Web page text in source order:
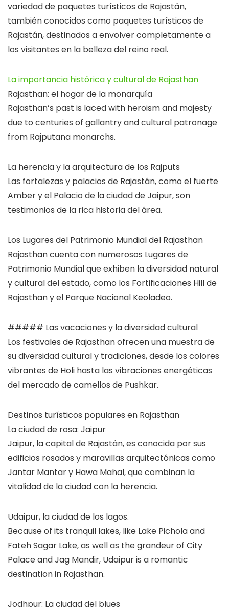
variedad de paquetes turísticos de Rajastán,
también conocidos como paquetes turísticos de
Rajastán, destinados a envolver completamente a
los visitantes en la belleza del reino real.
La importancia histórica y cultural de Rajasthan
Rajasthan: el hogar de la monarquía
Rajasthan’s past is laced with heroism and majesty
due to centuries of gallantry and cultural patronage
from Rajputana monarchs.
La herencia y la arquitectura de los Rajputs
Las fortalezas y palacios de Rajastán, como el fuerte
Amber y el Palacio de la ciudad de Jaipur, son
testimonios de la rica historia del área.
Los Lugares del Patrimonio Mundial del Rajasthan
Rajasthan cuenta con numerosos Lugares de
Patrimonio Mundial que exhiben la diversidad natural
y cultural del estado, como los Fortificaciones Hill de
Rajasthan y el Parque Nacional Keoladeo.
##### Las vacaciones y la diversidad cultural
Los festivales de Rajasthan ofrecen una muestra de
su diversidad cultural y tradiciones, desde los colores
vibrantes de Holi hasta las vibraciones energéticas
del mercado de camellos de Pushkar.
Destinos turísticos populares en Rajasthan
La ciudad de rosa: Jaipur
Jaipur, la capital de Rajastán, es conocida por sus
edificios rosados y maravillas arquitectónicas como
Jantar Mantar y Hawa Mahal, que combinan la
vitalidad de la ciudad con la herencia.
Udaipur, la ciudad de los lagos.
Because of its tranquil lakes, like Lake Pichola and
Fateh Sagar Lake, as well as the grandeur of City
Palace and Jag Mandir, Udaipur is a romantic
destination in Rajasthan.
Jodhpur: La ciudad del blues